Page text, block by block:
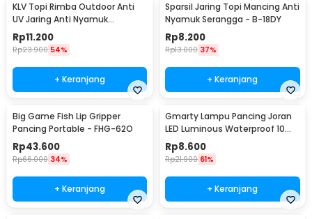
KLV Topi Rimba Outdoor Anti
UV Jaring Anti Nyamuk
Poliester Boonie Hat - TP33
Rp11.200
Rp23.900 54%
+ Keranjang
Sparsil Jaring Topi Mancing Anti
Nyamuk Serangga - B-18DY
Rp8.200
Rp13.000 37%
+ Keranjang
Big Game Fish Lip Gripper
Pancing Portable - FHG-62O
Rp43.600
Rp66.000 34%
+ Keranjang
Gmarty Lampu Pancing Joran
LED Luminous Waterproof 10
PCS - Q0142
Rp8.600
Rp21.900 61%
+ Keranjang